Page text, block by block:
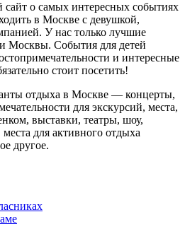
о самых интересных событиях
в Москве с девушкой,
У нас только лучшие
Москвы. События для детей
и интересные
стоит посетить!
отдыха в Москве — концерты,
для экскурсий, места,
выставки, театры, шоу,
для активного отдыха
другое.